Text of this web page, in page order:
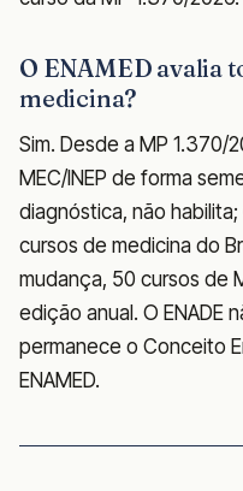
O ENAMED avalia
medicina?
Sim. Desde a MP 1.370/
MEC/INEP de forma
diagnóstica, não
cursos de medicina do
mudança, 50 cursos de
edição anual. O ENADE
permanece o Conceito
ENAMED.